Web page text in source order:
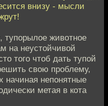
внизу - мысли
тупорылое животное
на неустойчивой
того чтоб дать тупой
свою проблему,
начиная непонятные
метая в кота